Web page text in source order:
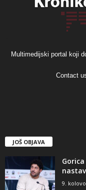
Multimedijski portal koji
Contact
JOŠ OBJAVA
9.